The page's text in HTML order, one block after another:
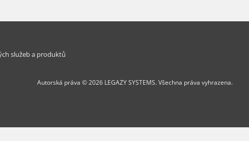
služeb a produktů
Autorská práva © 2026 LEGAZY SYSTEMS. Všechna práva vyhrazena.